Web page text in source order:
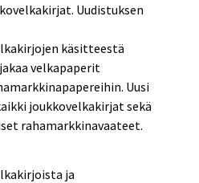
Uudistuksen
käsitteestä
velkapaperit
Uusi
joukkovelkakirjat sekä
rahamarkkinavaateet.
ja